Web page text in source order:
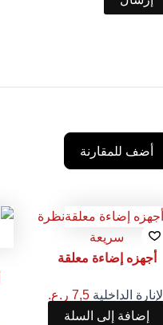
أضف للمقارنة
نظرة
سريعة
أجهزه إضاءة معلقة
الإنارة الداخلية7,5 ر.ع.
إضافة إلى السلة